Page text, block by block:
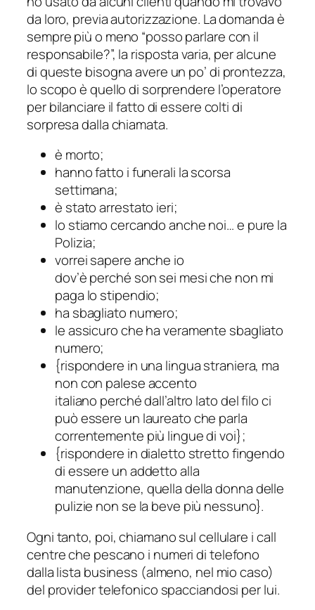
da loro, previa autorizzazione. La domanda è
sempre più o meno “posso parlare con il
responsabile?”, la risposta varia, per alcune
di queste bisogna avere un po’ di prontezza,
lo scopo è quello di sorprendere l’operatore
per bilanciare il fatto di essere colti di
sorpresa dalla chiamata.
è morto;
hanno fatto i funerali la scorsa
settimana;
è stato arrestato ieri;
lo stiamo cercando anche noi… e pure la
Polizia;
vorrei sapere anche io
dov’è perché son sei mesi che non mi
paga lo stipendio;
ha sbagliato numero;
le assicuro che ha veramente sbagliato
numero;
{rispondere in una lingua straniera, ma
non con palese accento
italiano perché dall’altro lato del filo ci
può essere un laureato che parla
correntemente più lingue di voi};
{rispondere in dialetto stretto fingendo
di essere un addetto alla
manutenzione, quella della donna delle
pulizie non se la beve più nessuno}.
Ogni tanto, poi, chiamano sul cellulare icall
centreche pescano i numeri di telefono
dalla lista business (almeno, nel mio caso)
del provider telefonico spacciandosi per lui.